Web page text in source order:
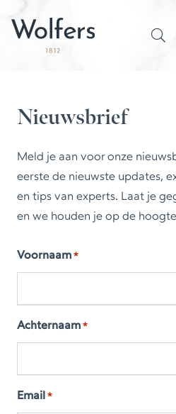
Nieuwsbrief
Meld je aan voor onze
eerste de nieuwste updates,
en tips van experts. Laat je
en we houden je op de
Voornaam *
Achternaam *
Email *